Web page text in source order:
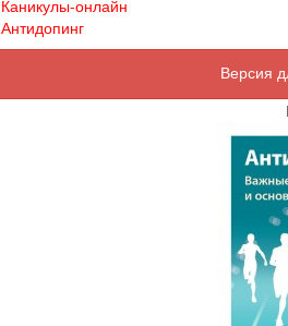
Каникулы-онлайн
Антидопинг
Версия